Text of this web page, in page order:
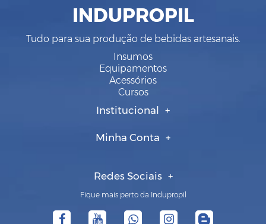
INDUPROPIL
Tudo para sua produção de bebidas artesanais.
Insumos
Equipamentos
Acessórios
Cursos
Institucional
Minha Conta
Redes Sociais
Fique mais perto da Indupropil